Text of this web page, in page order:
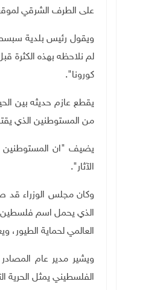
على الطرف الشرقي لموقع
ويقول رئيس بلدية
لم نلاحظه بهذه الكثرة
كورونا".
يقطع عازم حديثه بين
من المستوطنين الذي
يضيف "ان المستوطنين
الآثار".
الذي يحمل اسم فلسطين
العالمي لحماية الطيور،
ويشير مدير عام
الفلسطيني يمثل الحرية